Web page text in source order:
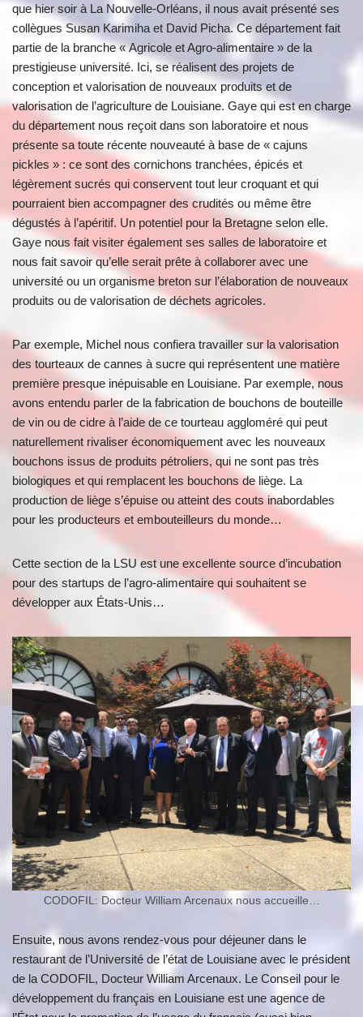
que hier soir à La Nouvelle-Orléans, il nous avait présenté ses
collègues Susan Karimiha et David Picha. Ce département fait
partie de la branche « Agricole et Agro-alimentaire » de la
prestigieuse université. Ici, se réalisent des projets de
conception et valorisation de nouveaux produits et de
valorisation de l’agriculture de Louisiane. Gaye qui est en charge
du département nous reçoit dans son laboratoire et nous
présente sa toute récente nouveauté à base de « cajuns
pickles » : ce sont des cornichons tranchées, épicés et
légèrement sucrés qui conservent tout leur croquant et qui
pourraient bien accompagner des crudités ou même être
dégustés à l’apéritif. Un potentiel pour la Bretagne selon elle.
Gaye nous fait visiter également ses salles de laboratoire et
nous fait savoir qu’elle serait prête à collaborer avec une
université ou un organisme breton sur l’élaboration de nouveaux
produits ou de valorisation de déchets agricoles.
Par exemple, Michel nous confiera travailler sur la valorisation
des tourteaux de cannes à sucre qui représentent une matière
première presque inépuisable en Louisiane. Par exemple, nous
avons entendu parler de la fabrication de bouchons de bouteille
de vin ou de cidre à l’aide de ce tourteau aggloméré qui peut
naturellement rivaliser économiquement avec les nouveaux
bouchons issus de produits pétroliers, qui ne sont pas très
biologiques et qui remplacent les bouchons de liège. La
production de liège s’épuise ou atteint des couts inabordables
pour les producteurs et embouteilleurs du monde…
Cette section de la LSU est une excellente source d’incubation
pour des startups de l’agro-alimentaire qui souhaitent se
développer aux États-Unis…
CODOFIL: Docteur William Arcenaux nous accueille…
Ensuite, nous avons rendez-vous pour déjeuner dans le
restaurant de l’Université de l’état de Louisiane avec le président
de la CODOFIL, Docteur William Arcenaux. Le Conseil pour le
développement du français en Louisiane est une agence de